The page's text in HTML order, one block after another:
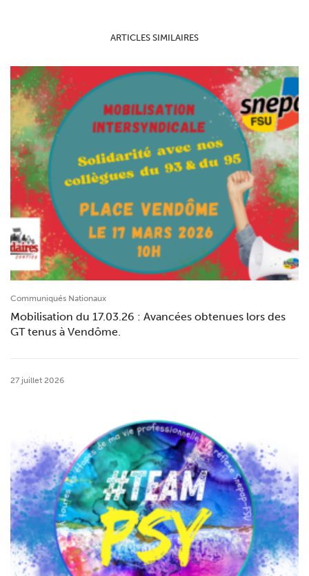
ARTICLES SIMILAIRES
Communiqués Nationaux
Mobilisation du 17.03.26 : Avancées obtenues lors des
GT tenus à Vendôme.
27 juillet 2026